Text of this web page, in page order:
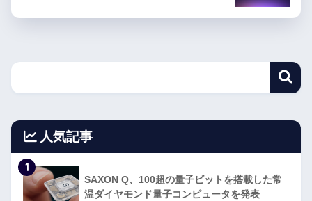
人気記事
1
SAXON Q、100超の量子ビットを搭載した常
温ダイヤモンド量子コンピュータを発表